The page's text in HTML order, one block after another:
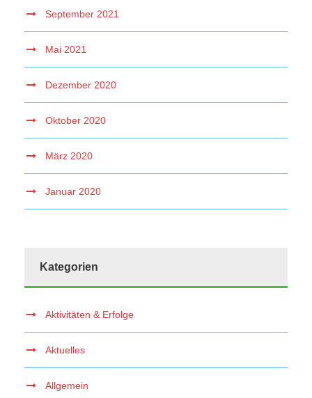
September 2021
Mai 2021
Dezember 2020
Oktober 2020
März 2020
Januar 2020
Kategorien
Aktivitäten & Erfolge
Aktuelles
Allgemein